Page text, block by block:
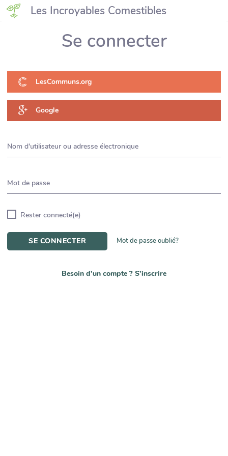
Les Incroyables Comestibles
Se connecter
LesCommuns.org
Google
Nom d'utilisateur ou adresse électronique
Mot de passe
Rester connecté(e)
SE CONNECTER Mot de passe oublié?
Besoin d'un compte ? S'inscrire